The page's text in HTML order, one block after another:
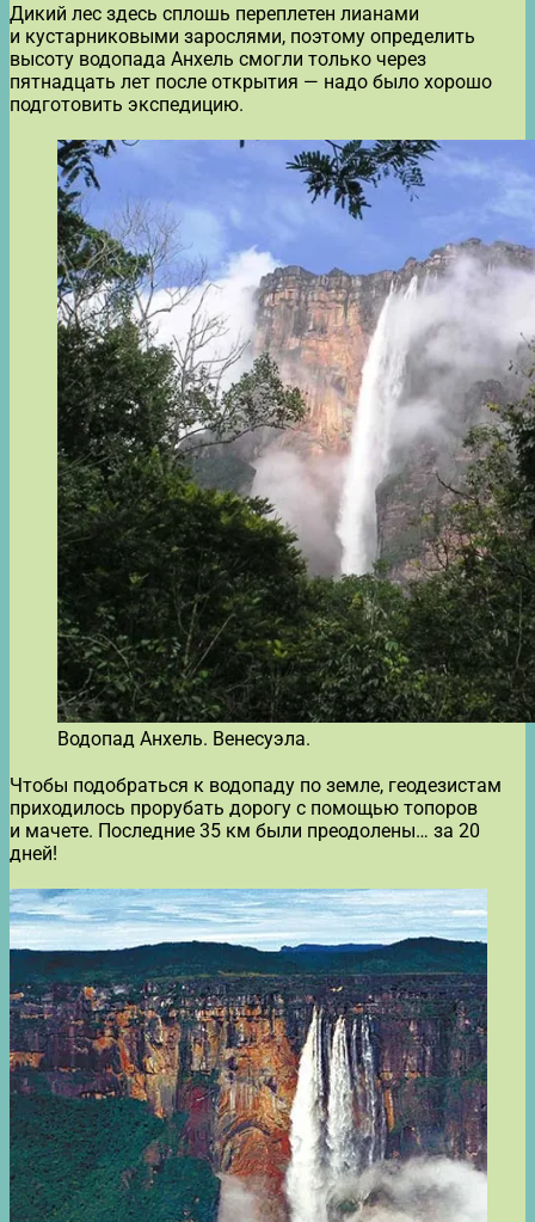
Дикий лес здесь сплошь переплетен лианами
и кустарниковыми зарослями, поэтому определить
высоту водопада Анхель смогли только через
пятнадцать лет после открытия — надо было хорошо
подготовить экспедицию.
Водопад Анхель. Венесуэла.
Чтобы подобраться к водопаду по земле, геодезистам
приходилось прорубать дорогу с помощью топоров
и мачете. Последние 35 км были преодолены… за 20
дней!